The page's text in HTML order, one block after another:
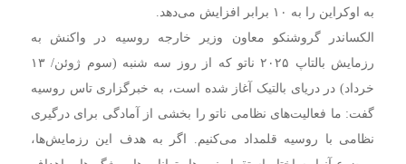
به اوکراین را به ۱۰ برابر افزایش می‌دهد.
الکساندر گروشنکو معاون وزیر خارجه روسیه در واکنش به
رزمایش بالتاپ ۲۰۲۵ ناتو که از روز سه شنبه (سوم ژوئن/ ۱۳
خرداد) در دریای بالتیک آغاز شده است، به خبرگزاری تاس روسیه
گفت: ما فعالیت‌های نظامی ناتو را بخشی از آمادگی برای درگیری
نظامی با روسیه قلمداد می‌کنیم. اگر به هدف این رزمایش‌ها،